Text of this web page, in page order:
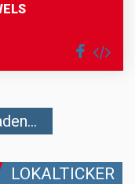
LOKALTICKER